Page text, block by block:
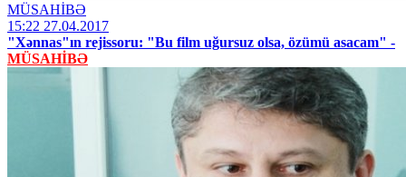
MÜSAHİBƏ
15:22 27.04.2017
"Xənnas"ın rejissoru: "Bu film uğursuz olsa, özümü asacam" -
MÜSAHİBƏ